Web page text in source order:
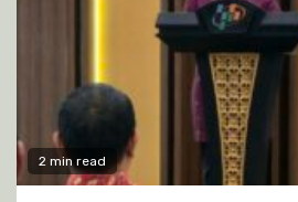
2 min read